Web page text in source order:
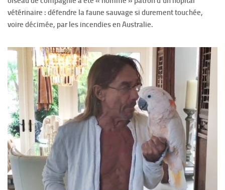
vétérinaire : défendre la faune sauvage si durement touchée,
voire décimée, par les incendies en Australie.